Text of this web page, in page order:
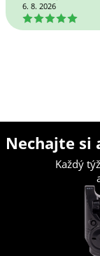
6. 8. 2026
5
Nechajte si
Každý